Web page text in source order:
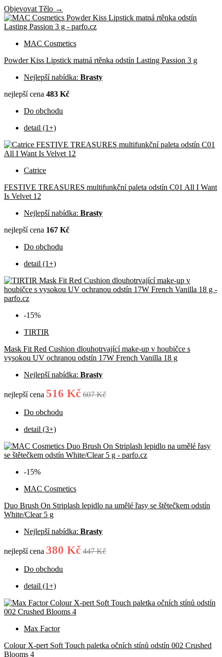
Objevovat Tělo →
MAC Cosmetics
Powder Kiss Lipstick matná rtěnka odstín Lasting Passion 3 g
Nejlepší nabídka: Brasty
nejlepší cena 483 Kč
Do obchodu
detail (1+)
Catrice
FESTIVE TREASURES multifunkční paleta odstín C01 All I Want
Is Velvet 12
Nejlepší nabídka: Brasty
nejlepší cena 167 Kč
Do obchodu
detail (1+)
-15%
TIRTIR
Mask Fit Red Cushion dlouhotrvající make-up v houbičce s
vysokou UV ochranou odstín 17W French Vanilla 18 g
Nejlepší nabídka: Brasty
nejlepší cena 516 Kč 607 Kč
Do obchodu
detail (3+)
-15%
MAC Cosmetics
Duo Brush On Striplash lepidlo na umělé řasy se štětečkem odstín
White/Clear 5 g
Nejlepší nabídka: Brasty
nejlepší cena 380 Kč 447 Kč
Do obchodu
detail (1+)
Max Factor
Colour X-pert Soft Touch paletka očních stínů odstín 002 Crushed
Blooms 4